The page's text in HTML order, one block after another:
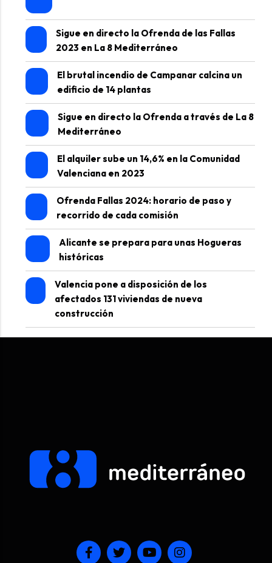
Sigue en directo la Ofrenda de las Fallas
2023 en La 8 Mediterráneo
El brutal incendio de Campanar calcina un
edificio de 14 plantas
Sigue en directo la Ofrenda a través de La 8
Mediterráneo
El alquiler sube un 14,6% en la Comunidad
Valenciana en 2023
Ofrenda Fallas 2024: horario de paso y
recorrido de cada comisión
Alicante se prepara para unas Hogueras
históricas
Valencia pone a disposición de los
afectados 131 viviendas de nueva
construcción